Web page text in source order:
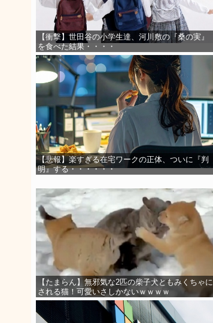
【衝撃】世田谷の小学生達、河川敷の『桑の実』
を食べた結果・・・・
【悲報】楽すぎる在宅ワークの正体、ついに『判
明』する・・・・・・
【たまらん】無邪気な2匹の柴子犬ともみくちゃに
される猫！可愛いさしかないｗｗｗｗ